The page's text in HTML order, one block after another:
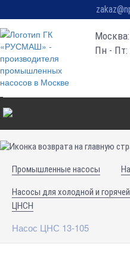
Москва:
Пн - Пт:
Промышленные насосы
Насосы для холодной и
ЦНСН
Насос ЦНС 13-105